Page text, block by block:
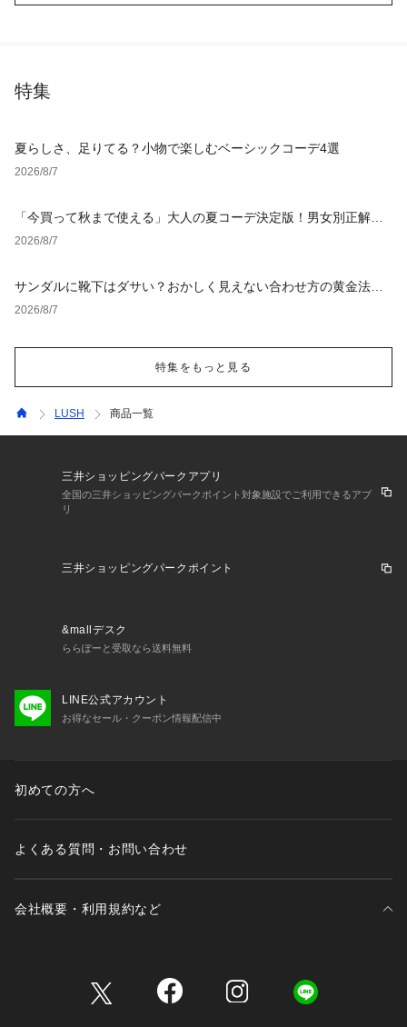
特集
夏らしさ、足りてる？小物で楽しむベーシックコーデ4選
2026/8/7
「今買って秋まで使える」大人の夏コーデ決定版！男女別正解ス
タイルとNGな着こなし
2026/8/7
サンダルに靴下はダサい？おかしく見えない合わせ方の黄金法則
と男女別おすすめコーデ
2026/8/7
特集をもっと見る
LUSH 商品一覧
三井ショッピングパークアプリ
全国の三井ショッピングパークポイント対象施設でご利用できるアプ
リ
三井ショッピングパークポイント
&mallデスク
ららぽーと受取なら送料無料
LINE公式アカウント
お得なセール・クーポン情報配信中
初めての方へ
よくある質問・お問い合わせ
会社概要・利用規約など